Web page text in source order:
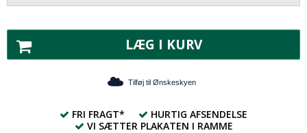
LÆG I KURV
Tilføj til Ønskeskyen
FRI FRAGT*
HURTIG AFSENDELSE
VI SÆTTER PLAKATEN I RAMME